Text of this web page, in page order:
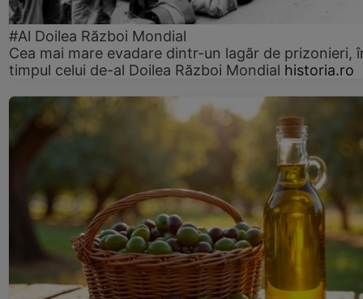
#Al Doilea Război Mondial
Cea mai mare evadare dintr-un lagăr de prizonieri,
timpul celui de-al Doilea Război Mondial historia.ro